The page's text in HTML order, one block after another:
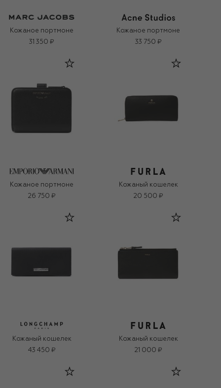
Кожаное портмоне
31 350 ₽
Кожаное портмоне
33 750 ₽
Кожаное портмоне
26 750 ₽
Кожаный кошелек
20 500 ₽
Кожаный кошелек
43 450 ₽
Кожаный кошелек
21 000 ₽